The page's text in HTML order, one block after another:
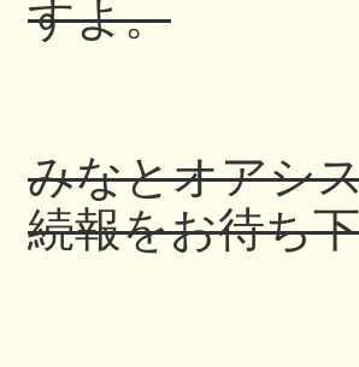
すよ。
みなとオアシ
続報をお待ち